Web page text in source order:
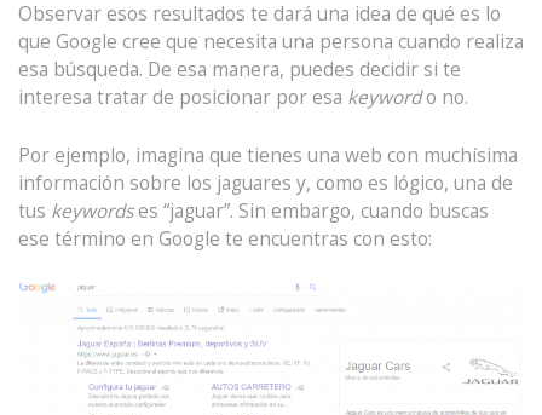
Observar esos resultados te dará una idea de qué es lo
que Google cree que necesita una persona cuando realiza
esa búsqueda. De esa manera, puedes decidir si te
interesa tratar de posicionar por esa keywordo no.
Por ejemplo, imagina que tienes una web con muchísima
información sobre los jaguares y, como es lógico, una de
tus keywordses “jaguar”. Sin embargo, cuando buscas
ese término en Google te encuentras con esto: